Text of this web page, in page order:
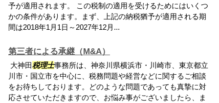
予が適用されます。 この税制の適用を受けるためにはいくつ
かの条件があります。まず、上記の納税猶予が適用される期
間は2018年1月1日～2027年12月...
第三者による承継（M&A）
大神田税理士事務所は、神奈川県横浜市・川崎市、東京都立
川市・国立市を中心に、税務問題や経営などに関するご相談
をお待ちしております。どのような問題であっても真摯に対
応させていただきますので、お悩み事がございましたら、ま